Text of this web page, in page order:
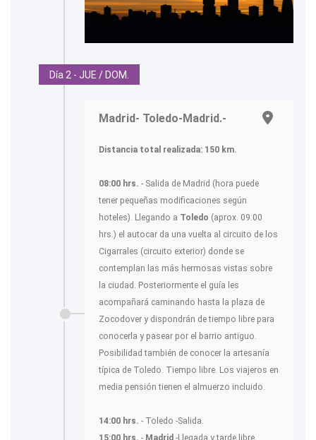
Día 2 - JUE / DOM.
Madrid- Toledo-Madrid.-
Distancia total realizada: 150 km.
08:00 hrs. - Salida de Madrid (hora puede
tener pequeñas modificaciones según
hoteles). Llegando a Toledo (aprox. 09:00
hrs.) el autocar da una vuelta al circuito de los
Cigarrales (circuito exterior) donde se
contemplan las más hermosas vistas sobre
la ciudad. Posteriormente el guía les
acompañará caminando hasta la plaza de
Zocodover y dispondrán de tiempo libre para
conocerla y pasear por el barrio antiguo.
Posibilidad también de conocer la artesanía
típica de Toledo. Tiempo libre. Los viajeros en
media pensión tienen el almuerzo incluido.
14:00 hrs. - Toledo -Salida.
15:00 hrs. - Madrid -Llegada y tarde libre.